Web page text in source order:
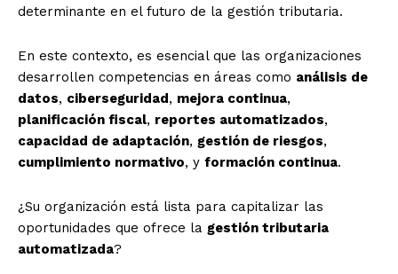
determinante en el futuro de la gestión tributaria.
En este contexto, es esencial que las organizaciones
desarrollen competencias en áreas como análisis de
datos, ciberseguridad , mejora continua,
planificación fiscal, reportes automatizados,
capacidad de adaptación, gestión de riesgos,
cumplimiento normativo, y formación continua.
¿Su organización está lista para capitalizar las
oportunidades que ofrece la gestión tributaria
automatizada?